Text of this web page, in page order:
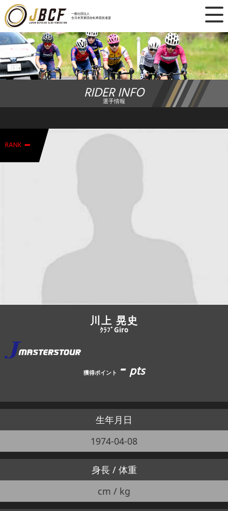
一般社団法人
全日本実業団自転車競技連盟
×
ニュース
レース日程
ランキング
チーム・選手
加盟・登録
エントリー
JBCF ROAD SERIESとは
RIDER INFO
選手情報
RANK -
川上 晃史
ｸﾗﾌﾞGiro
獲得ポイント -pts
生年月日
1974-04-08
身長 / 体重
cm / kg